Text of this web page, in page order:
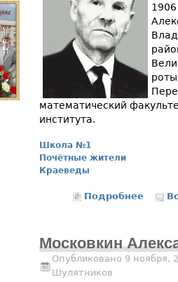
математический
института.
Школа №1
Почётные жители
Краеведы
Подробнее о
Московкин
Опубликовано 9 ноября,
Шулятников